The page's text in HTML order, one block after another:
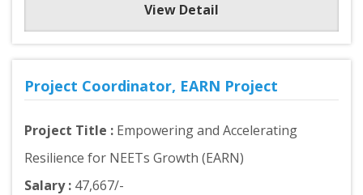
View Detail
Project Coordinator, EARN Project
Project Title : Empowering and Accelerating
Resilience for NEETs Growth (EARN)
Salary : 47,667/-